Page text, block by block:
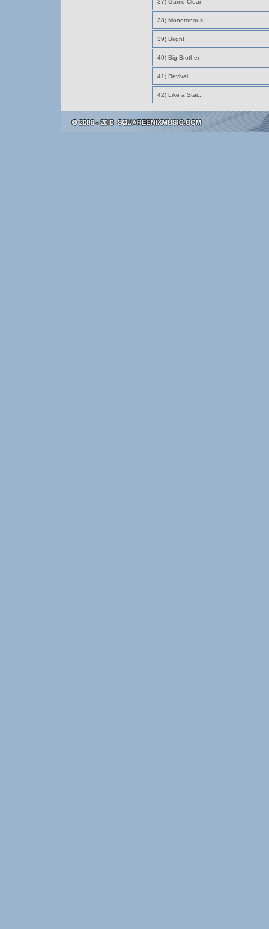
37) Game Clear
38) Monotonous
39) Bright
40) Big Brother
41) Revival
42) Like a Star...